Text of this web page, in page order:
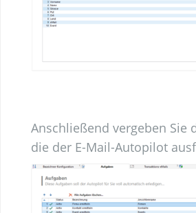
Anschließend vergeben Sie
die der E-Mail-Autopilot